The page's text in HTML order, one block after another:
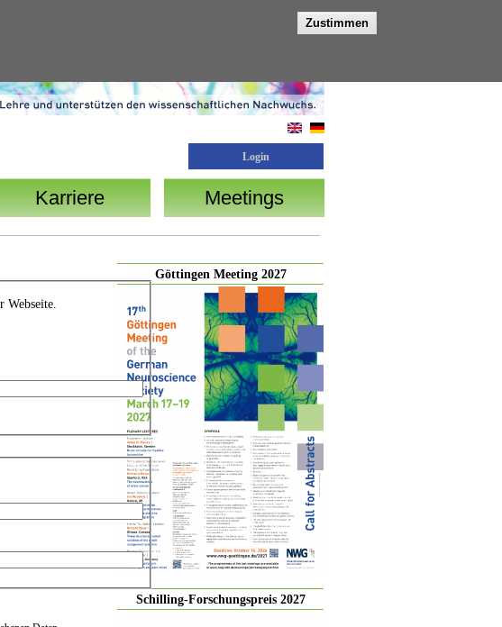
Zustimmen
Login
Karriere Meetings
Göttingen Meeting 2027
Schilling-Forschungspreis 2027
Webseite.